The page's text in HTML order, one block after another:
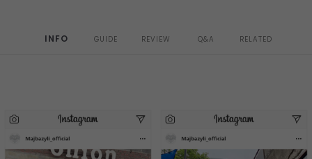
INFO GUIDE REVIEW Q&A RELATED